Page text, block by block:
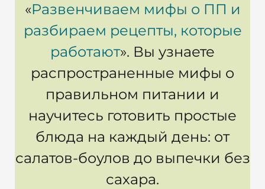
«Развенчиваем мифы о ПП и
разбираем рецепты, которые
работают». Вы узнаете
распространенные мифы о
правильном питании и
научитесь готовить простые
блюда на каждый день: от
салатов-боулов до выпечки без
сахара.